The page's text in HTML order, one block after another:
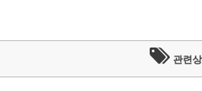
관련